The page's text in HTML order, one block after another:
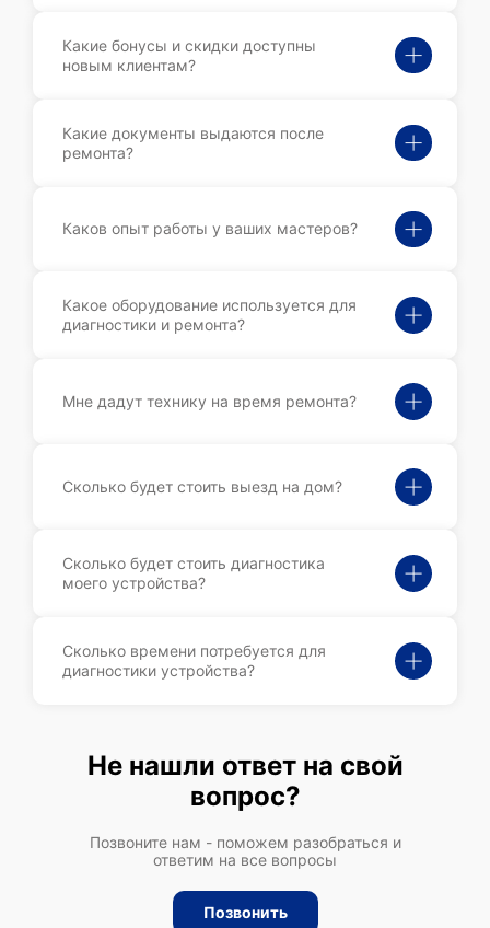
Какие бонусы и скидки доступны
новым клиентам?
Какие документы выдаются после
ремонта?
Каков опыт работы у ваших мастеров?
Какое оборудование используется для
диагностики и ремонта?
Мне дадут технику на время ремонта?
Сколько будет стоить выезд на дом?
Сколько будет стоить диагностика
моего устройства?
Сколько времени потребуется для
диагностики устройства?
Не нашли ответ на свой
вопрос?
Позвоните нам - поможем разобраться и
ответим на все вопросы
Позвонить